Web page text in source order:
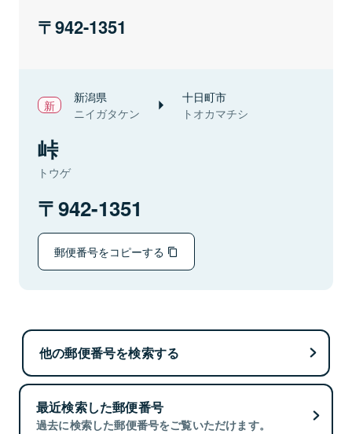
942-1351
新潟県
ニイガタケン
十日町市
トオカマチシ
峠
トウゲ
942-1351
郵便番号をコピーする
他の郵便番号を検索する
最近検索した郵便番号
過去に検索した郵便番号をご覧いただけます。